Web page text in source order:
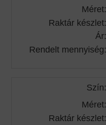
Méret:
Raktár készlet:
Ár:
Rendelt mennyiség:
Szín:
Méret:
Raktár készlet: